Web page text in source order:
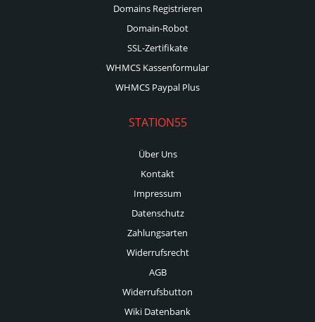
Domains Registrieren
Domain-Robot
SSL-Zertifikate
WHMCS Kassenformular
WHMCS Paypal Plus
STATION55
Über Uns
Kontakt
Impressum
Datenschutz
Zahlungsarten
Widerrufsrecht
AGB
Widerrufsbutton
Wiki Datenbank